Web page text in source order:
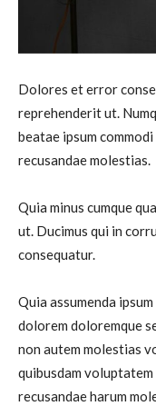
Dolores et error
reprehenderit ut.
beatae ipsum
recusandae molestias.
Quia minus cumque
ut. Ducimus qui in
consequatur.
Quia assumenda
dolorem doloremque
non autem molestias
quibusdam
recusandae harum